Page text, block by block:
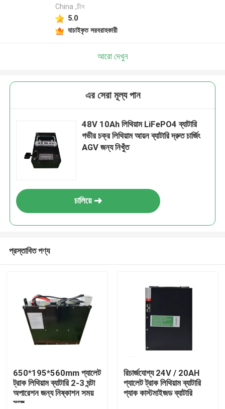
China ,চীন
5.0
যাচাইকৃত সরবরাহকারী
আরো দেখুন
এর সেরা মূল্য পান
48V 10Ah লিথিয়াম LiFePO4 ব্যাটারি
গভীর চক্র লিথিয়াম আয়ন ব্যাটারি দ্রুত চার্জিং
AGV জন্য নিখুঁত
চালিয়ে
প্রস্তাবিত পণ্য
650*195*560mm প্যালেট
ট্রাক লিথিয়াম ব্যাটারি 2-3 ঘন্টা
অপারেশন জন্য নিষ্কাশন সময়
সঙ্গে
রিচার্জযোগ্য 24V / 20AH
প্যালেট ট্রাক লিথিয়াম ব্যাটারি
প্যাক কাস্টমাইজড ব্যাটারি